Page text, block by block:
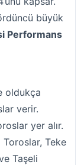
büyük
Performans
oldukça
verir.
yer alır.
Toroslar, Teke
Taşeli